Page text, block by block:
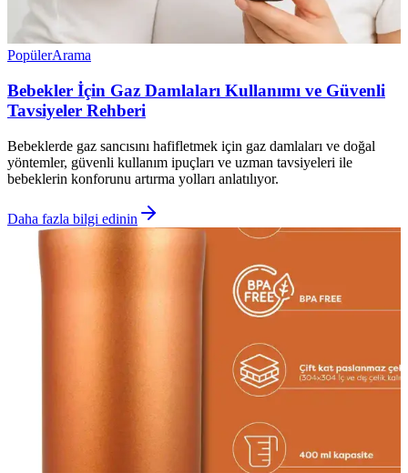
PopülerArama
Bebekler İçin Gaz Damlaları Kullanımı ve Güvenli
Tavsiyeler Rehberi
Bebeklerde gaz sancısını hafifletmek için gaz damlaları ve doğal
yöntemler, güvenli kullanım ipuçları ve uzman tavsiyeleri ile
bebeklerin konforunu artırma yolları anlatılıyor.
Daha fazla bilgi edinin